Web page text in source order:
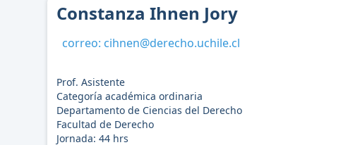
Constanza Ihnen Jory
correo: cihnen@derecho.uchile.cl
Prof. Asistente
Categoría académica ordinaria
Departamento de Ciencias del Derecho
Facultad de Derecho
Jornada:44 hrs